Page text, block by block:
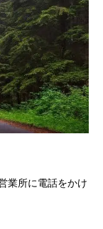
業所に電話をかけ